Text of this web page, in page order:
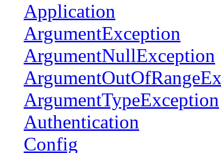
Application
ArgumentException
ArgumentNullException
ArgumentTypeException
Authentication
Config